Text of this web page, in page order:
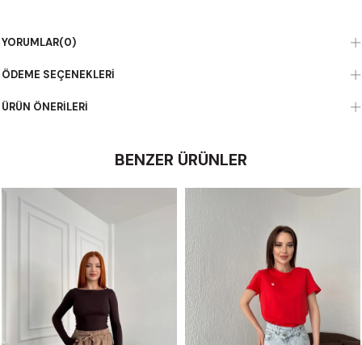
%100 Pamuk
YORUMLAR(0)
ÖDEME SEÇENEKLERI
ÜRÜN ÖNERILERI
BENZER ÜRÜNLER